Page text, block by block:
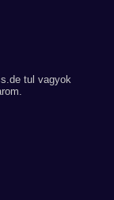
tul vagyok